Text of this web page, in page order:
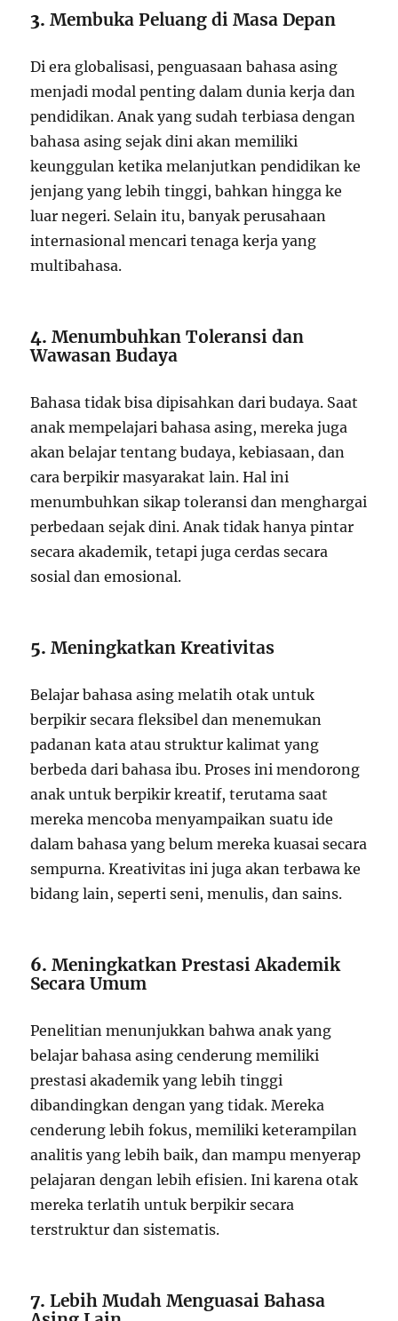
3.Membuka Peluang di Masa Depan
Di era globalisasi, penguasaan bahasa asing
menjadi modal penting dalam dunia kerja dan
pendidikan. Anak yang sudah terbiasa dengan
bahasa asing sejak dini akan memiliki
keunggulan ketika melanjutkan pendidikan ke
jenjang yang lebih tinggi, bahkan hingga ke
luar negeri. Selain itu, banyak perusahaan
internasional mencari tenaga kerja yang
multibahasa.
4.Menumbuhkan Toleransi dan
Wawasan Budaya
Bahasa tidak bisa dipisahkan dari budaya. Saat
anak mempelajari bahasa asing, mereka juga
akan belajar tentang budaya, kebiasaan, dan
cara berpikir masyarakat lain. Hal ini
menumbuhkan sikap toleransi dan menghargai
perbedaan sejak dini. Anak tidak hanya pintar
secara akademik, tetapi juga cerdas secara
sosial dan emosional.
5.Meningkatkan Kreativitas
Belajar bahasa asing melatih otak untuk
berpikir secara fleksibel dan menemukan
padanan kata atau struktur kalimat yang
berbeda dari bahasa ibu. Proses ini mendorong
anak untuk berpikir kreatif, terutama saat
mereka mencoba menyampaikan suatu ide
dalam bahasa yang belum mereka kuasai secara
sempurna. Kreativitas ini juga akan terbawa ke
bidang lain, seperti seni, menulis, dan sains.
6.Meningkatkan Prestasi Akademik
Secara Umum
Penelitian menunjukkan bahwa anak yang
belajar bahasa asing cenderung memiliki
prestasi akademik yang lebih tinggi
dibandingkan dengan yang tidak. Mereka
cenderung lebih fokus, memiliki keterampilan
analitis yang lebih baik, dan mampu menyerap
pelajaran dengan lebih efisien. Ini karena otak
mereka terlatih untuk berpikir secara
terstruktur dan sistematis.
7.Lebih Mudah Menguasai Bahasa